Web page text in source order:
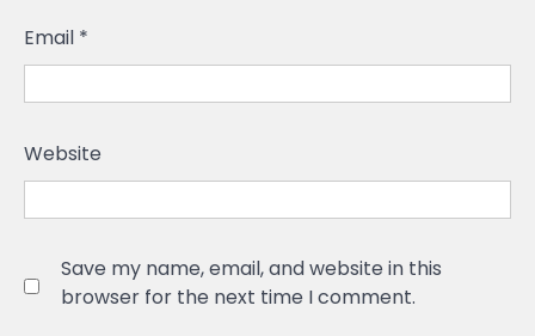
Email *
Website
Save my name, email, and website in this
browser for the next time I comment.